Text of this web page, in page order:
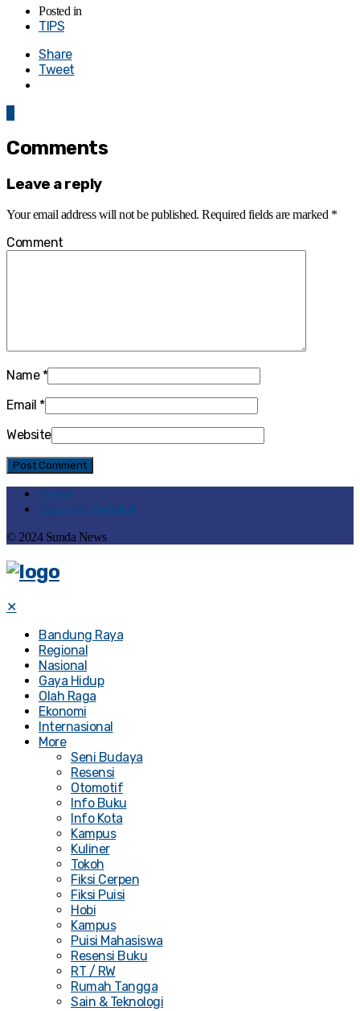
Posted in
TIPS
Share
Tweet
Comments
Leave a reply
Your email address will not be published. Required fields are marked *
Comment
Name *
Email *
Website
Home
Susunan Redaksi
© 2024 Sunda News
✕
Bandung Raya
Regional
Nasional
Gaya Hidup
Olah Raga
Ekonomi
Internasional
More
Seni Budaya
Resensi
Otomotif
Info Buku
Info Kota
Kampus
Kuliner
Tokoh
Fiksi Cerpen
Fiksi Puisi
Hobi
Kampus
Puisi Mahasiswa
Resensi Buku
RT / RW
Rumah Tangga
Sain & Teknologi